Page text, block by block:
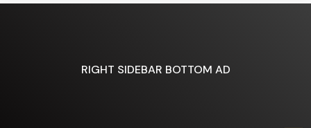
RIGHT SIDEBAR BOTTOM AD